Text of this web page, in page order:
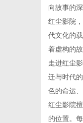
向故事的
红尘影院
代文化的
着虚构的
走进红尘
迁与时代
色的命运
红尘影院
的位置。